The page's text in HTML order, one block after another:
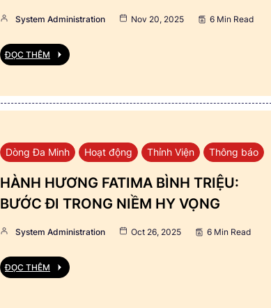
System Administration Nov 20, 2025 6 Min Read
ĐỌC THÊM
Dòng Đa Minh Hoạt động Thỉnh Viện Thông báo
HÀNH HƯƠNG FATIMA BÌNH TRIỆU:
BƯỚC ĐI TRONG NIỀM HY VỌNG
System Administration Oct 26, 2025 6 Min Read
ĐỌC THÊM